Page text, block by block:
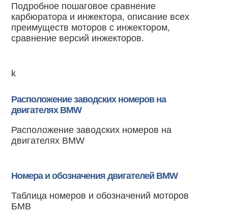
Подробное пошаговое сравнение
карбюратора и инжектора, описание всех
преимуществ моторов с инжектором,
сравнение версий инжекторов.
k
Расположение заводских номеров на
двигателях BMW
Расположение заводских номеров на
двигателях BMW
Номера и обозначения двигателей BMW
Таблица номеров и обозначений моторов
БМВ